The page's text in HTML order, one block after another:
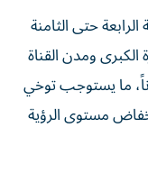
حتى الثامنة
ومدن القناة
ما يستوجب توخي
مستوى الرؤية